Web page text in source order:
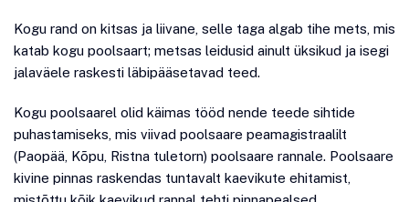
Kogu rand on kitsas ja liivane, selle taga algab tihe mets, mis
katab kogu poolsaart; metsas leidusid ainult üksikud ja isegi
jalaväele raskesti läbipääsetavad teed.
Kogu poolsaarel olid käimas tööd nende teede sihtide
puhastamiseks, mis viivad poolsaare peamagistraalilt
(Paopää, Kõpu, Ristna tuletorn) poolsaare rannale. Poolsaare
kivine pinnas raskendas tuntavalt kaevikute ehitamist,